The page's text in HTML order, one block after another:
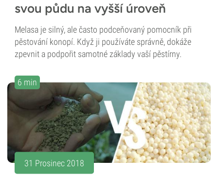
svou půdu na vyšší úroveň
Melasa je silný, ale často podceňovaný pomocník při
pěstování konopí. Když ji používáte správně, dokáže
zpevnit a podpořit samotné základy vaší pěstírny.
6 min
31 Prosinec 2018